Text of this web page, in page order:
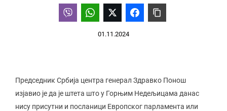
01.11.2024
Председник Србија центра генерал Здравко Понош
изјавио је да је штета што у Горњим Недељицама данас
нису присутни и посланици Европског парламента или